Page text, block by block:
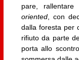
pare,
oriented, con
dalla foresta per
rifiuto da parte
porta allo